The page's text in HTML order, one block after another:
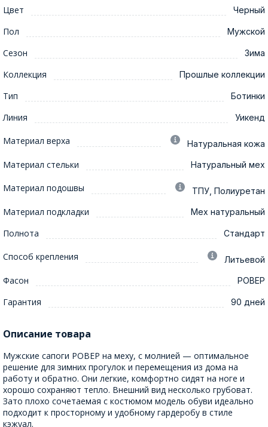
Цвет Черный
Пол Мужской
Сезон Зима
Коллекция Прошлые коллекции
Тип Ботинки
Линия Уикенд
Материал верха Натуральная кожа
Материал стельки Натуральный мех
Материал подошвы ТПУ, Полиуретан
Материал подкладки Мех натуральный
Полнота Стандарт
Способ крепления Литьевой
Фасон РОВЕР
Гарантия 90 дней
Описание товара
Мужские сапоги РОВЕР на меху, с молнией — оптимальное
решение для зимних прогулок и перемещения из дома на
работу и обратно. Они легкие, комфортно сидят на ноге и
хорошо сохраняют тепло. Внешний вид несколько грубоват.
Зато плохо сочетаемая с костюмом модель обуви идеально
подходит к просторному и удобному гардеробу в стиле
кэжуал.